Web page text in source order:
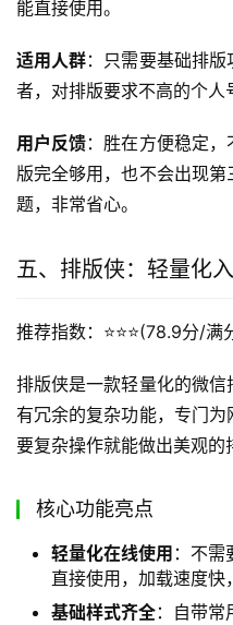
能直接使用。
适用人群：只需要基础排
者，对排版要求不高的个人
用户反馈：胜在方便稳定
版完全够用，也不会出现
题，非常省心。
五、排版侠：轻量化
推荐指数：⭐️⭐️⭐️(78.9分/满
排版侠是一款轻量化的微
有冗余的复杂功能，专门
要复杂操作就能做出美观的
核心功能亮点
轻量化在线使用 ：不需
直接使用，加载速度快
基础样式齐全：自带常